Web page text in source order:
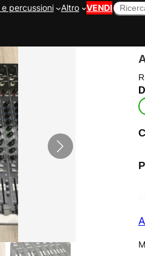
percussioni Altro VENDICerca